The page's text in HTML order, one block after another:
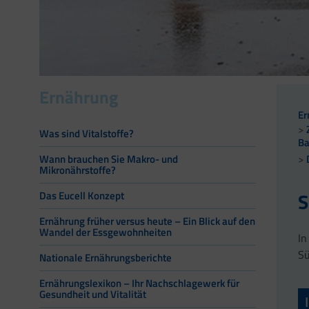
Ernährung
Was sind Vitalstoffe?
Wann brauchen Sie Makro- und
Mikronährstoffe?
Das Eucell Konzept
Ernährung früher versus heute – Ein Blick auf den
Wandel der Essgewohnheiten
Nationale Ernährungsberichte
Ernährungslexikon – Ihr Nachschlagewerk für
Gesundheit und Vitalität